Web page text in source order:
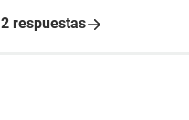
2 respuestas